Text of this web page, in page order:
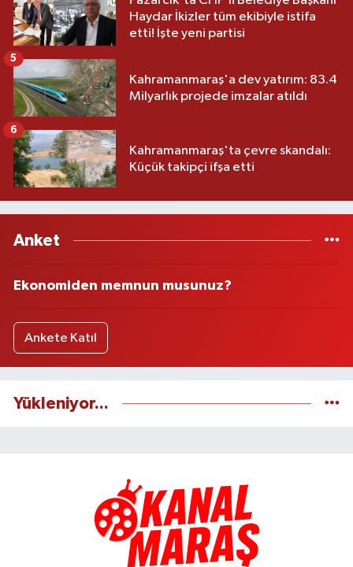
Haydar İkizler tüm ekibiyle istifa
etti! İşte yeni partisi
Kahramanmaraş'a dev yatırım: 83.4
Milyarlık projede imzalar atıldı
5
Kahramanmaraş'ta çevre skandalı:
Küçük takipçi ifşa etti
6
Anket
Ekonomiden memnun musunuz?
Ankete Katıl
Yükleniyor...